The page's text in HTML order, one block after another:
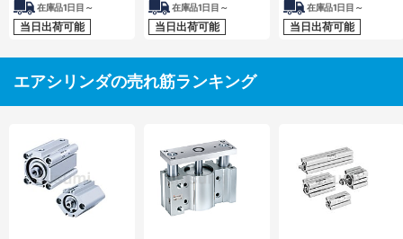
在庫品1日目～
当日出荷可能
在庫品1日目～
当日出荷可能
在庫品1日目～
当日出荷可能
エアシリンダの売れ筋ランキング